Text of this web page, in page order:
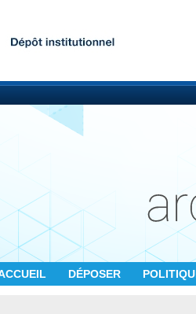
DÉPOSER